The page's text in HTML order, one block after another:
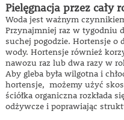
Pielęgnacja przez cały
Woda jest ważnym
Przynajmniej raz w tygodniu
suchej pogodzie. Hortensje o
wody. Hortensje również
nawozu raz lub dwa razy w
Aby gleba była wilgotna i
hortensje, możemy użyć
ściółka organiczna rozkłada
odżywcze i poprawiając